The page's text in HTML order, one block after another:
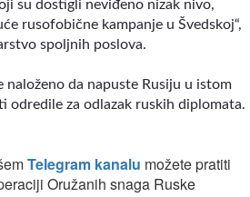
su dostigli neviđeno nizak nivo,
rusofobične kampanje u Švedskoj“,
spoljnih poslova.
naloženo da napuste Rusiju u istom
odredile za odlazak ruskih diplomata.
Telegram kanalu možete pratiti
Oružanih snaga Ruske